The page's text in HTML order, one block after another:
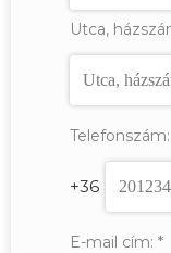
Utca,
Telefonszám:
+36
E-mail cím: *